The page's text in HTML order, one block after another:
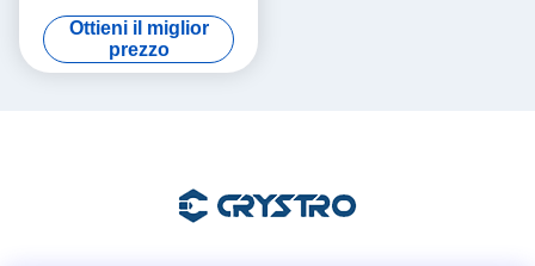
1064 nanometri Cristalli
magneto-ottici con durezza
Mohs 8 punto 0 ideali per
Ottieni il miglior
prezzo